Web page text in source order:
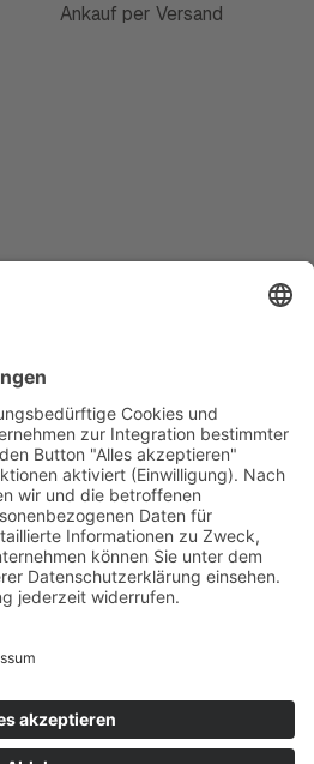
Ankauf per Versand
STEIGER
WIDERRUFEN